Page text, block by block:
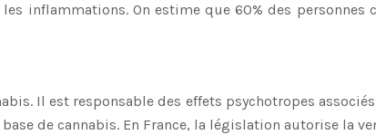
inflammations. On estime que 60% des
Il est responsable des effets psychotropes
de cannabis. En France, la législation autorise la